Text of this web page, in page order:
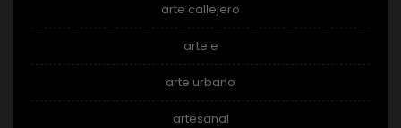
arte callejero
arte e
arte urbano
artesanal